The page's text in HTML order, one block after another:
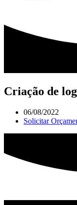
Criação de
06/08/2022
Solicitar